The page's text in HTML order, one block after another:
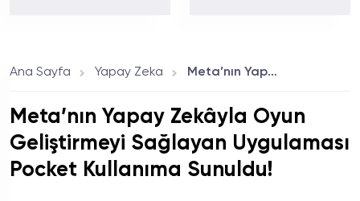
Ana Sayfa Yapay Zeka Meta’nın Yapay Zekâyla Oyun Geliştirmeyi Sağlayan Uygulaması Pocket Kullanıma Sunuldu!
Meta’nın Yapay Zekâyla Oyun
Geliştirmeyi Sağlayan Uygulaması
Pocket Kullanıma Sunuldu!